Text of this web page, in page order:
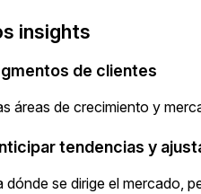
insights
de clientes
áreas de crecimiento y
tendencias y
se dirige el mercado,